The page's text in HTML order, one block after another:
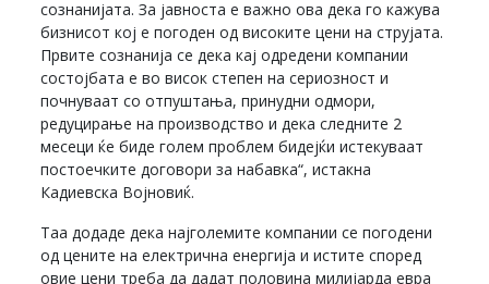
сознанијата. За јавноста е важно ова дека го кажува
бизнисот кој е погоден од високите цени на струјата.
Првите сознанија се дека кај одредени компании
состојбата е во висок степен на сериозност и
почнуваат со отпуштања, принудни одмори,
редуцирање на производство и дека следните 2
месеци ќе биде голем проблем бидејќи истекуваат
постоечките договори за набавка“, истакна
Кадиевска Војновиќ.
Таа додаде дека најголемите компании се погодени
од цените на електрична енергија и истите според
овие цени треба да дадат половина милијарда евра